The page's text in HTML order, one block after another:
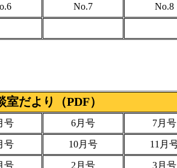
No.7 No.8
室だより（PDF）
号 6月号
7月号
号
10月号
11月
号 2月号 3月号